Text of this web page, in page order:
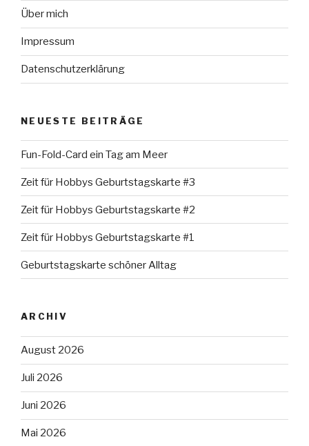
Über mich
Impressum
Datenschutzerklärung
NEUESTE BEITRÄGE
Fun-Fold-Card ein Tag am Meer
Zeit für Hobbys Geburtstagskarte #3
Zeit für Hobbys Geburtstagskarte #2
Zeit für Hobbys Geburtstagskarte #1
Geburtstagskarte schöner Alltag
ARCHIV
August 2026
Juli 2026
Juni 2026
Mai 2026